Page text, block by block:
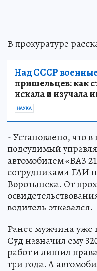
В прокуратуре
Над СССР военные
пришельцев: как
искала и изучала
НАУКА
- Установлено, что в
подсудимый
автомобилем «ВАЗ
сотрудниками ГАИ
Воротынска. От
водитель отказался.
Ранее мужчина уже
Суд назначил ему
работ и лишил
три года. А